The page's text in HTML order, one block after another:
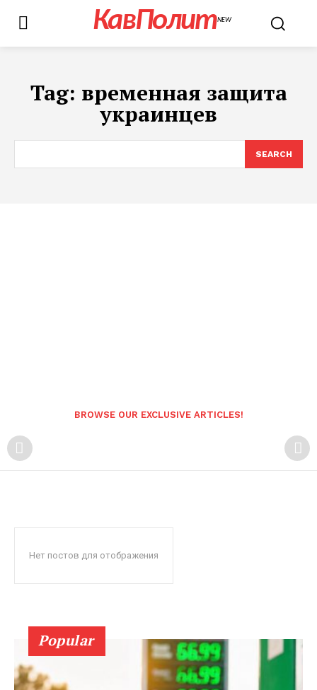
КавПолитNEW
Tag: временная защита
украинцев
SEARCH
BROWSE OUR EXCLUSIVE ARTICLES!
Нет постов для отображения
Popular